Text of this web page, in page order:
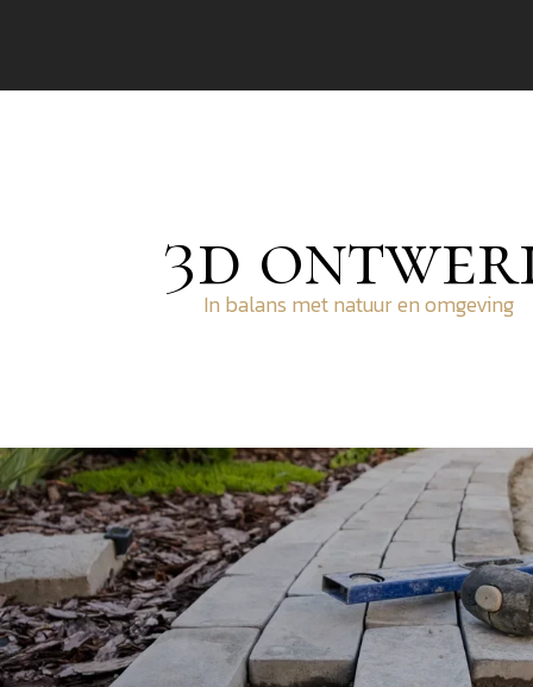
3d
In balans met natuur en omgeving